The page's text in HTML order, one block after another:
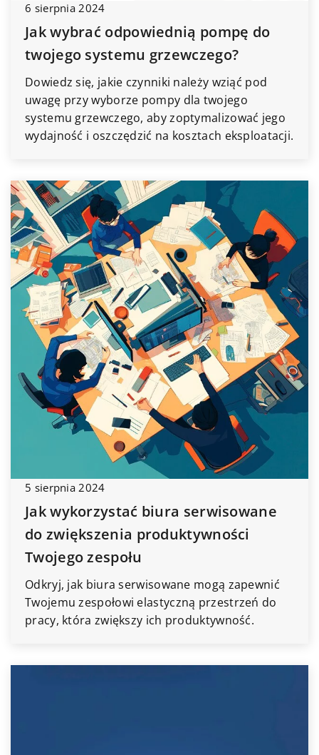
6 sierpnia 2024
Jak wybrać odpowiednią pompę do
twojego systemu grzewczego?
Dowiedz się, jakie czynniki należy wziąć pod
uwagę przy wyborze pompy dla twojego
systemu grzewczego, aby zoptymalizować jego
wydajność i oszczędzić na kosztach eksploatacji.
5 sierpnia 2024
Jak wykorzystać biura serwisowane
do zwiększenia produktywności
Twojego zespołu
Odkryj, jak biura serwisowane mogą zapewnić
Twojemu zespołowi elastyczną przestrzeń do
pracy, która zwiększy ich produktywność.